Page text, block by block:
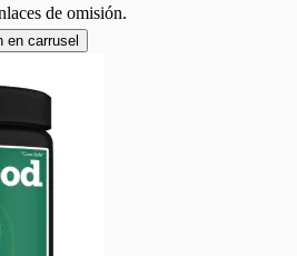
de omisión.
en carrusel